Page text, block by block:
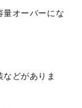
量オーバーにな
どがありま